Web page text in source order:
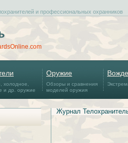
и профессиональных охранников
холодное,
и др. оружие
Оружие
Обзоры и сравнения
моделей оружия
Журнал